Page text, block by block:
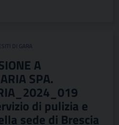
DI GARA
A
SPA.
di pulizia e
sede di Brescia